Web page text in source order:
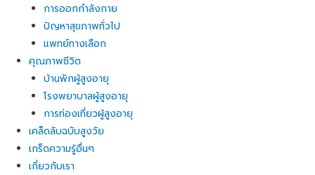
การออกกำลังกาย
ปัญหาสุขภาพทั่วไป
แพทย์ทางเลือก
คุณภาพชีวิต
บ้านพักผู้สูงอายุ
โรงพยาบาลผู้สูงอายุ
การท่องเที่ยวผู้สูงอายุ
เคล็ดลับฉบับสูงวัย
เกร็ดความรู้อื่นๆ
เกี่ยวกับเรา